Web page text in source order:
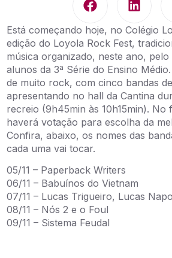
Está começando hoje, no Colégio
edição do Loyola Rock Fest,
música organizado, neste ano, pelo
alunos da 3ª Série do Ensino
de muito rock, com cinco bandas
apresentando no hall da Cantina
recreio (9h45min às 10h15min). No
haverá votação para escolha da
Confira, abaixo, os nomes das
cada uma vai tocar.
05/11 – Paperback Writers
06/11 – Babuínos do Vietnam
07/11 – Lucas Trigueiro, Lucas
08/11 – Nós 2 e o Foul
09/11 – Sistema Feudal